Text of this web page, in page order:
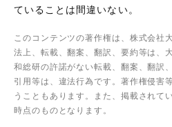
ていることは間違いない。
このコンテンツの著作権は、株式会社
法上、転載、翻案、翻訳、要約等は、
和総研の許諾がない転載、翻案、翻訳
引用等は、違法行為です。著作権侵害
うこともあります。また、掲載されて
時点のものとなります。